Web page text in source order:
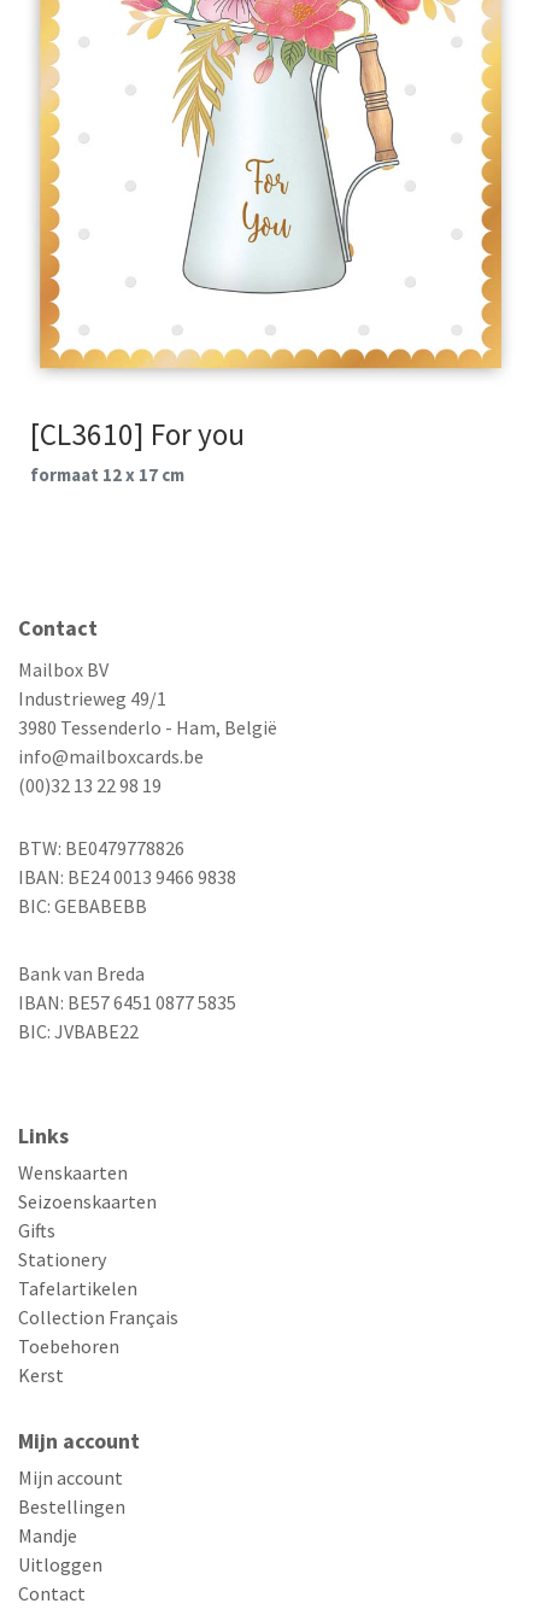
[CL3610] For you
formaat 12 x 17 cm
Contact
Mailbox BV
Industrieweg 49/1
3980 Tessenderlo - Ham, België
info@mailboxcards.be
(00)32 13 22 98 19
BTW: BE0479778826
IBAN: BE24 0013 9466 9838
BIC: GEBABEBB
Bank van Breda
IBAN: BE57 6451 0877 5835
BIC: JVBABE22
Links
Wenskaarten
Seizoenskaarten
Gifts
Stationery
Tafelartikelen
Collection Français
Toebehoren
Kerst
Mijn account
Mijn account
Bestellingen
Mandje
Uitloggen
Contact